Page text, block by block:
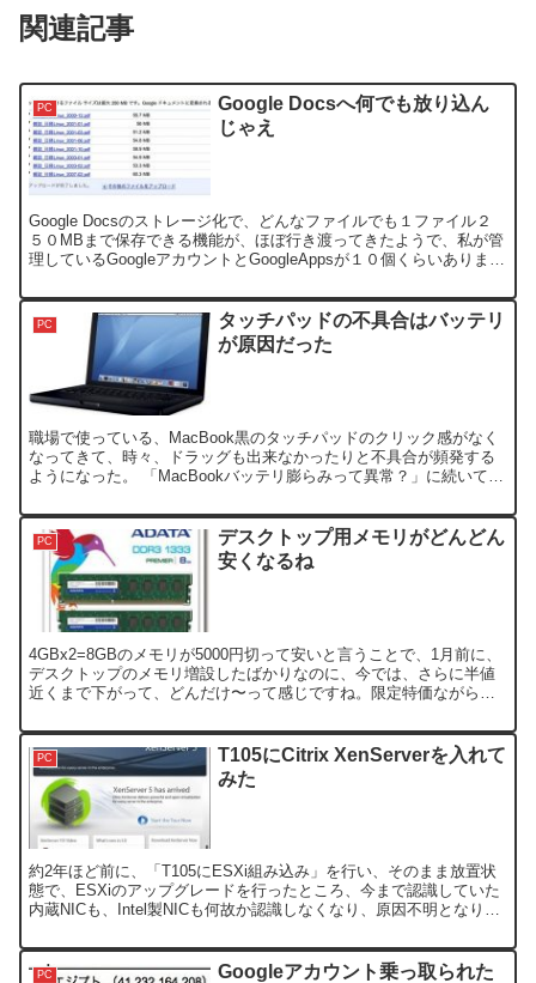
関連記事
PC
Google Docsへ何でも放り込ん
じゃえ
Google Docsのストレージ化で、どんなファイルでも１ファイル２
５０MBまで保存できる機能が、ほぼ行き渡ってきたようで、私が管
理しているGoogleアカウントとGoogleAppsが１０個くらいあります
PC
タッチパッドの不具合はバッテリ
が原因だった
職場で使っている、MacBook黒のタッチパッドのクリック感がなく
なってきて、時々、ドラッグも出来なかったりと不具合が頻発する
ようになった。 「MacBookバッテリ膨らみって異常？」に続いて、
PC
デスクトップ用メモリがどんどん
安くなるね
4GBx2=8GBのメモリが5000円切って安いと言うことで、1月前に、
デスクトップのメモリ増設したばかりなのに、今では、さらに半値
近くまで下がって、どんだけ〜って感じですね。限定特価ながら、
PC
T105にCitrix XenServerを入れて
みた
約2年ほど前に、「T105にESXi組み込み」を行い、そのまま放置状
態で、ESXiのアップグレードを行ったところ、今まで認識していた
内蔵NICも、Intel製NICも何故か認識しなくなり、原因不明となりま
PC Googleアカウント乗っ取られた